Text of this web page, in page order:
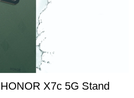
X7c 5G Stand